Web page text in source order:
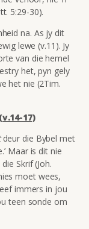
5:29-30).
na. As jy dit
lewe (v.11). Jy
van die hemel
het, pyn gely
het nie (2Tim.
17)
deur die Bybel met
Maar is dit nie
Skrif (Joh.
moet wees,
immers in jou
teen sonde om